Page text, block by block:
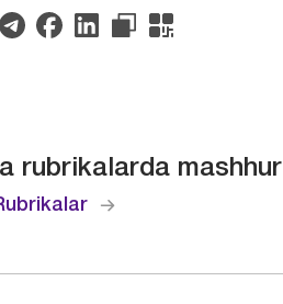
rubrikalarda mashhur